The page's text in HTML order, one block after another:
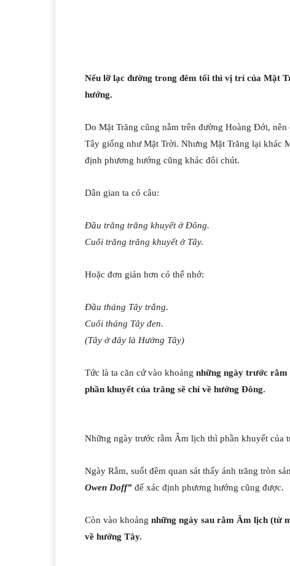
Nếu lỡ lạc đường trong đêm tối thì vị trí của Mặt
hướng.
Do Mặt Trăng cũng nằm trên đường Hoàng Đới,
Tây giống như Mặt Trời. Nhưng Mặt Trăng lại khác
định phương hướng cũng khác đôi chút.
Dân gian ta có câu:
Đầu trăng trăng khuyết ở Đông.
Cuối trăng trăng khuyết ở Tây.
Hoặc đơn giản hơn có thể nhớ:
Đầu tháng Tây trắng.
Cuối tháng Tây đen.
(Tây ở đây là Hướng Tây)
Tức là ta căn cứ vào khoảng những ngày trước
phần khuyết của trăng sẽ chỉ về hướng Đông.
Những ngày trước rằm Âm lịch thì phần khuyết của
Ngày Rằm, suốt đêm quan sát thấy ánh trăng tròn
Owen Doff” để xác định phương hướng cũng được.
Còn vào khoảng những ngày sau rằm Âm lịch (từ
về hướng Tây.